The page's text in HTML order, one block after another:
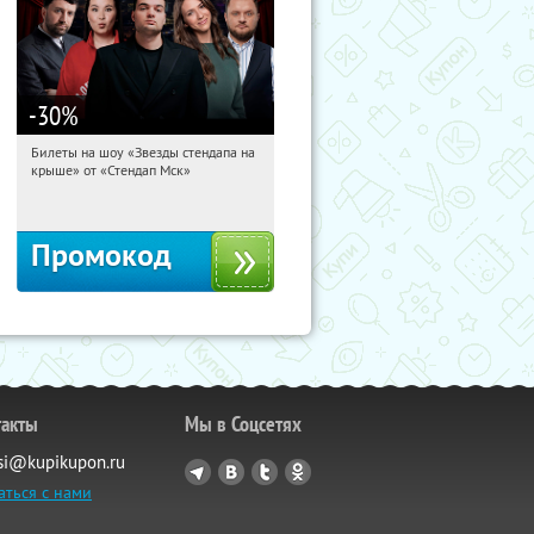
-30%
01:24:23 Получили:2
Билеты на шоу «Звезды стендапа на
крыше» от «Стендап Мск»
Промокод
с нами
Мы в Соцсетях